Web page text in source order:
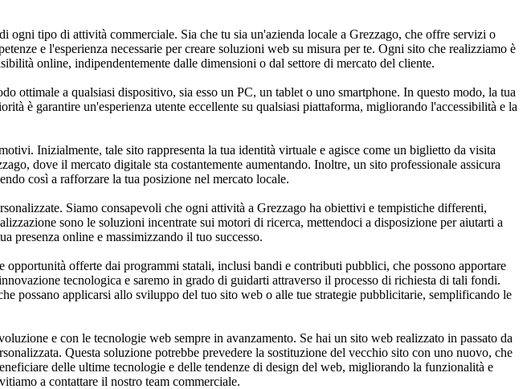
tipo di attività commerciale. Sia che tu sia un'azienda locale a Grezzago, che offre servizi o
e l'esperienza necessarie per creare soluzioni web su misura per te. Ogni sito che realizziamo è
online, indipendentemente dalle dimensioni o dal settore di mercato del cliente.
ottimale a qualsiasi dispositivo, sia esso un PC, un tablet o uno smartphone. In questo modo, la tua
è garantire un'esperienza utente eccellente su qualsiasi piattaforma, migliorando l'accessibilità e la
Inizialmente, tale sito rappresenta la tua identità virtuale e agisce come un biglietto da visita
dove il mercato digitale sta costantemente aumentando. Inoltre, un sito professionale assicura
così a rafforzare la tua posizione nel mercato locale.
Siamo consapevoli che ogni attività a Grezzago ha obiettivi e tempistiche differenti,
sono le soluzioni incentrate sui motori di ricerca, mettendoci a disposizione per aiutarti a
presenza online e massimizzando il tuo successo.
offerte dai programmi statali, inclusi bandi e contributi pubblici, che possono apportare
tecnologica e saremo in grado di guidarti attraverso il processo di richiesta di tali fondi.
possano applicarsi allo sviluppo del tuo sito web o alle tue strategie pubblicitarie, semplificando le
e con le tecnologie web sempre in avanzamento. Se hai un sito web realizzato in passato da
Questa soluzione potrebbe prevedere la sostituzione del vecchio sito con uno nuovo, che
delle ultime tecnologie e delle tendenze di design del web, migliorando la funzionalità e
a contattare il nostro team commerciale.